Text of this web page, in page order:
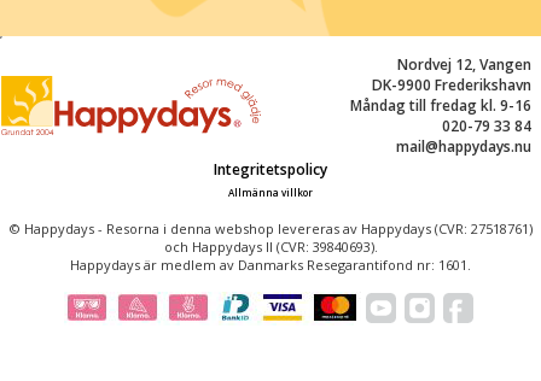
Nordvej 12, Vangen
DK-9900 Frederikshavn
Måndag till fredag kl. 9-16
020-79 33 84
mail@happydays.nu
Integritetspolicy
Allmänna villkor
© Happydays - Resorna i denna webshop levereras av Happydays (CVR: 27518761)
och Happydays II (CVR: 39840693).
Happydays är medlem av Danmarks Resegarantifond nr: 1601.